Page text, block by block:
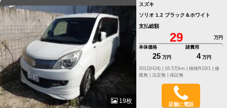
19枚
スズキ
ソリオ 1.2 ブラック＆ホワイト
支払総額
29
万円
本体価格
25 万円
諸費用
4 万円
修
復無 | 法定無 | 保証無
店舗に電話